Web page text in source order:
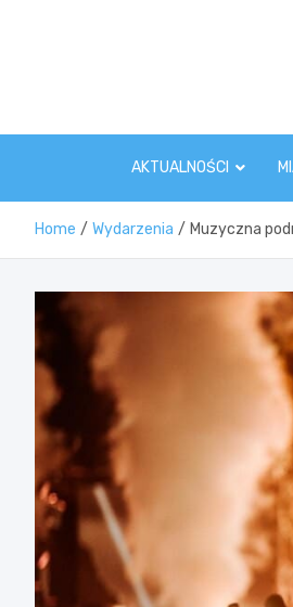
AKTUALNOŚCI
Home Wydarzenia Muzyczna